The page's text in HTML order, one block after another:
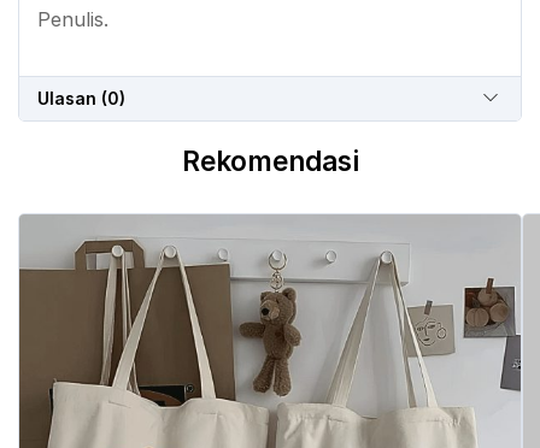
Penulis.
Ulasan (0)
Rekomendasi